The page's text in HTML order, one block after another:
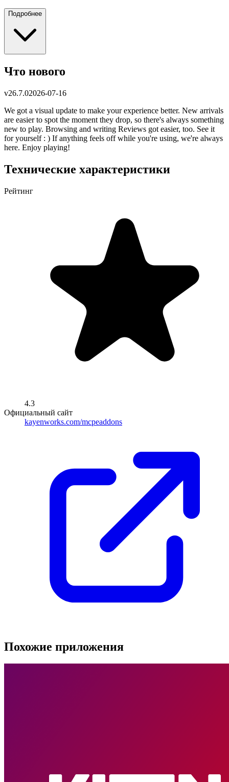
Подробнее
Что нового
v26.7.02026-07-16
We got a visual update to make your experience better. New arrivals
are easier to spot the moment they drop, so there's always something
new to play. Browsing and writing Reviews got easier, too. See it
for yourself : ) If anything feels off while you're using, we're always
here. Enjoy playing!
Технические характеристики
Рейтинг
4.3
Официальный сайт
kayenworks.com/mcpeaddons
Похожие приложения